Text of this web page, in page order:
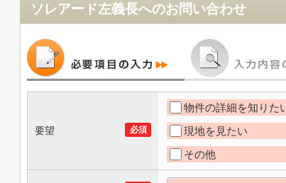
ソレアード左義長へのお問い合わせ
必須
要望
物件の詳細を知りた
現地を見たい
その他